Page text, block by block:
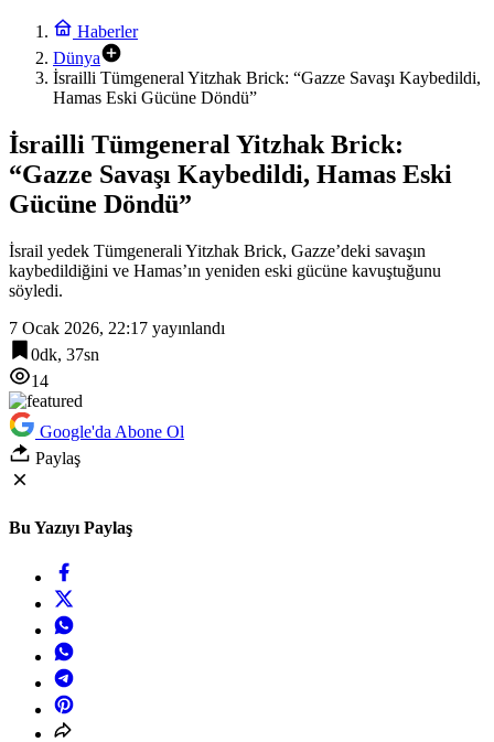
Haberler
Dünya
İsrailli Tümgeneral Yitzhak Brick: “Gazze Savaşı Kaybedildi,
Hamas Eski Gücüne Döndü”
İsrailli Tümgeneral Yitzhak Brick:
“Gazze Savaşı Kaybedildi, Hamas Eski
Gücüne Döndü”
İsrail yedek Tümgenerali Yitzhak Brick, Gazze’deki savaşın
kaybedildiğini ve Hamas’ın yeniden eski gücüne kavuştuğunu
söyledi.
7 Ocak 2026, 22:17 yayınlandı
0dk, 37sn
14
Google'da Abone Ol
Paylaş
Bu Yazıyı Paylaş